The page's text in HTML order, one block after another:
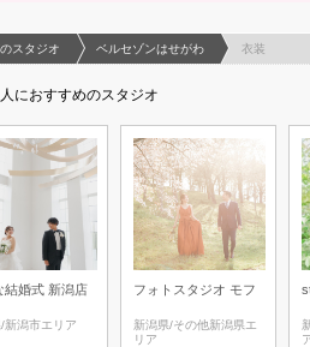
ホーム
スタジオ ベルセゾンはせがわ 衣装
におすすめのスタジオ
結婚式 新潟店
新潟市エリア
フォトスタジオ モフ
新潟県/その他新潟県エ
リア